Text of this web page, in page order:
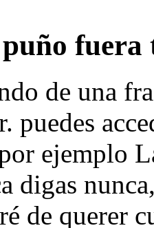
de una
puedes
ejemplo
digas
de querer